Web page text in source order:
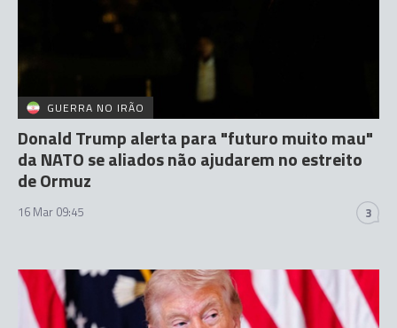
GUERRA NO IRÃO
Donald Trump alerta para "futuro muito mau"
da NATO se aliados não ajudarem no estreito
de Ormuz
16 Mar 09:45 3